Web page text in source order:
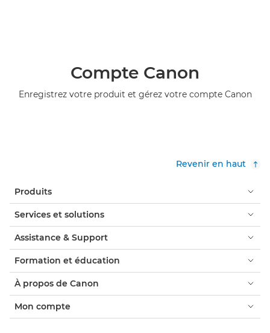
Compte Canon
Enregistrez votre produit et gérez votre compte Canon
Revenir en haut
Produits
Services et solutions
Assistance & Support
Formation et éducation
À propos de Canon
Mon compte